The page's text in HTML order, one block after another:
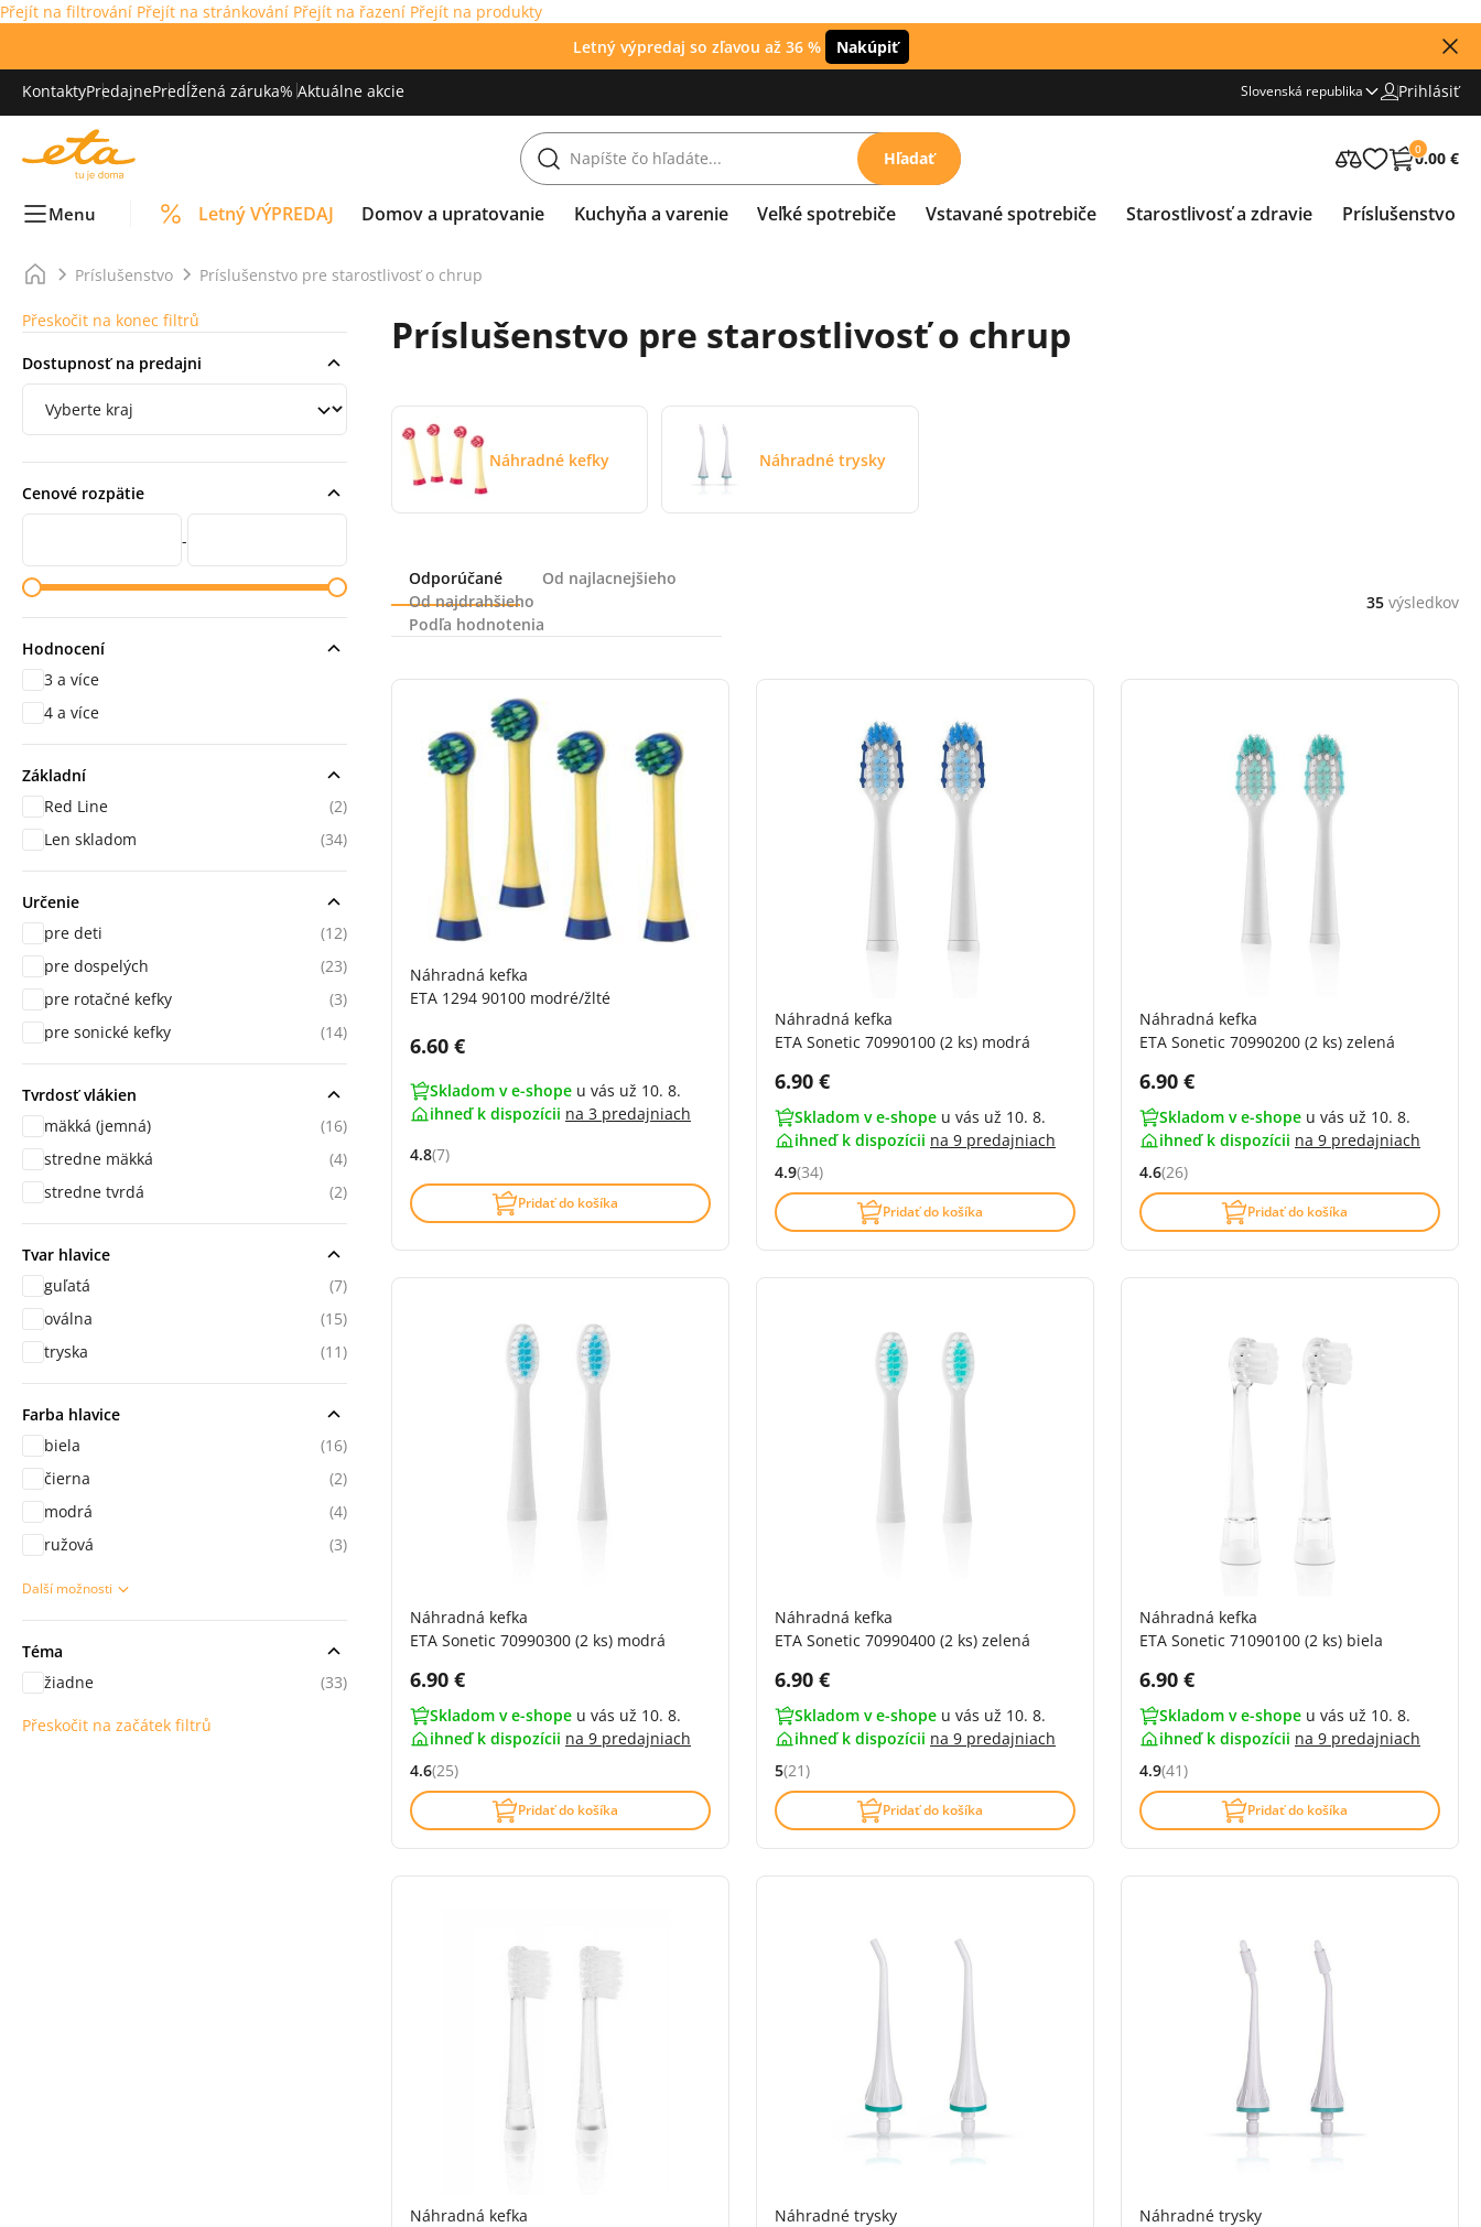
Přejít na filtrování Přejít na stránkování Přejít na řazení Přejít na produkty
Letný výpredaj so zľavou až 36 %
Nakúpiť
KontaktyPredajnePredĺžená záruka% Aktuálne akcie Slovenská republika Prihlásiť
Hľadať 0
0.00 €
Menu Letný VÝPREDAJ Domov a upratovanie Kuchyňa a varenie Veľké spotrebiče Vstavané spotrebiče Starostlivosť a zdravie Príslušenstvo
Príslušenstvo Príslušenstvo pre starostlivosť o chrup
Príslušenstvo pre starostlivosť o chrup
Náhradné kefky Náhradné trysky
Radenie
Odporúčané
Od najlacnejšieho
Od najdrahšieho
Podľa hodnotenia
35 výsledkov
Náhradná kefka
ETA 1294 90100 modré/žlté
Cena s DPH:
6.60 €
Skladom v e-shope u vás už 10. 8.
ihneď k dispozícii na 3 predajniach
Hodnocení: 4.8 z 5 (7 recenzí)
4.8(7)
Pridať do košíka
Náhradná kefka
ETA Sonetic 70990100 (2 ks) modrá
Cena s DPH:
6.90 €
Skladom v e-shope u vás už 10. 8.
ihneď k dispozícii na 9 predajniach
Hodnocení: 4.9 z 5 (34 recenzí)
4.9(34)
Pridať do košíka
Náhradná kefka
ETA Sonetic 70990200 (2 ks) zelená
Cena s DPH:
6.90 €
Skladom v e-shope u vás už 10. 8.
ihneď k dispozícii na 9 predajniach
Hodnocení: 4.6 z 5 (26 recenzí)
4.6(26)
Pridať do košíka
Náhradná kefka
ETA Sonetic 70990300 (2 ks) modrá
Cena s DPH:
6.90 €
Skladom v e-shope u vás už 10. 8.
ihneď k dispozícii na 9 predajniach
Hodnocení: 4.6 z 5 (25 recenzí)
4.6(25)
Pridať do košíka
Náhradná kefka
ETA Sonetic 70990400 (2 ks) zelená
Cena s DPH:
6.90 €
Skladom v e-shope u vás už 10. 8.
ihneď k dispozícii na 9 predajniach
Hodnocení: 5 z 5 (21 recenzí)
5(21)
Pridať do košíka
Náhradná kefka
ETA Sonetic 71090100 (2 ks) biela
Cena s DPH:
6.90 €
Skladom v e-shope u vás už 10. 8.
ihneď k dispozícii na 9 predajniach
Hodnocení: 4.9 z 5 (41 recenzí)
4.9(41)
Pridať do košíka
Náhradná kefka
Náhradné trysky
Náhradné trysky
Přeskočit na konec filtrů
Dostupnosť na predajni
Filtrování podle regionu
Cenové rozpätie
Cena od
-
Cena do
Hodnocení
hodnocení
3 a více
hodnocení
4 a více
Základní
Red Line
(2)
Len skladom
(34)
Určenie
pre deti
(12)
pre dospelých
(23)
pre rotačné kefky
(3)
pre sonické kefky
(14)
Tvrdosť vlákien
mäkká (jemná)
(16)
stredne mäkká
(4)
stredne tvrdá
(2)
Tvar hlavice
guľatá
(7)
oválna
(15)
tryska
(11)
Farba hlavice
biela
(16)
čierna
(2)
modrá
(4)
ružová
(3)
Další možnosti
Téma
žiadne
(33)
Přeskočit na začátek filtrů